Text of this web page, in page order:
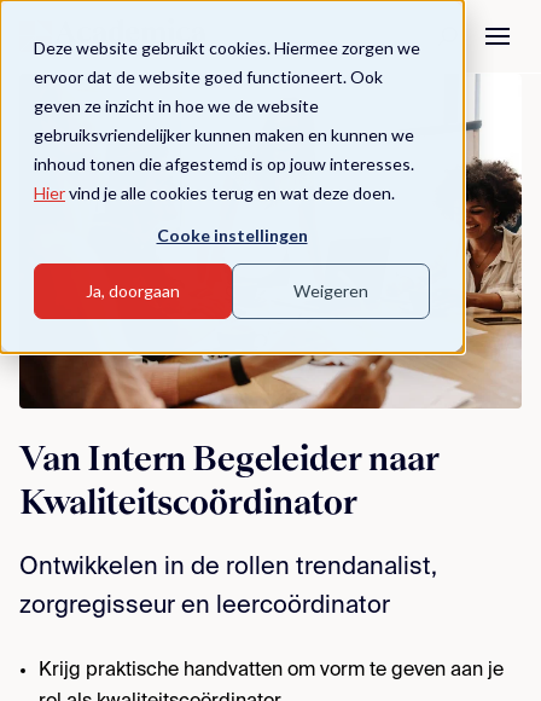
Deze website gebruikt cookies. Hiermee zorgen we
ervoor dat de website goed functioneert. Ook
geven ze inzicht in hoe we de website
gebruiksvriendelijker kunnen maken en kunnen we
inhoud tonen die afgestemd is op jouw interesses.
Hiervind je alle cookies terug en wat deze doen.
Cooke instellingen
Ja, doorgaan Weigeren
Van Intern Begeleider naar
Kwaliteitscoördinator
Ontwikkelen in de rollen trendanalist,
zorgregisseur en leercoördinator
Krijg praktische handvatten om vorm te geven aan je